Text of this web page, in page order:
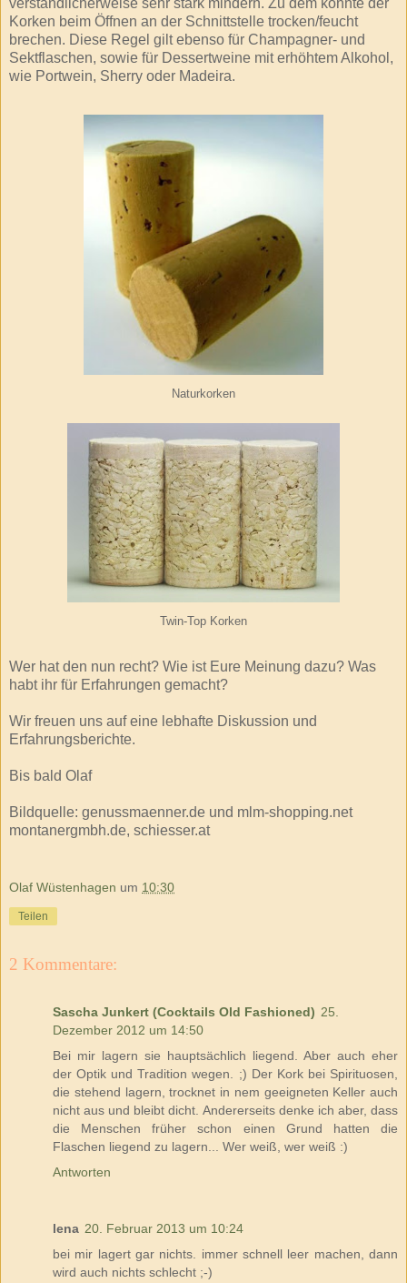
verständlicherweise sehr stark mindern. Zu dem könnte der
Korken beim Öffnen an der Schnittstelle trocken/feucht
brechen. Diese Regel gilt ebenso für Champagner- und
Sektflaschen, sowie für Dessertweine mit erhöhtem Alkohol,
wie Portwein, Sherry oder Madeira.
Naturkorken
Twin-Top Korken
Wer hat den nun recht? Wie ist Eure Meinung dazu? Was
habt ihr für Erfahrungen gemacht?
Wir freuen uns auf eine lebhafte Diskussion und
Erfahrungsberichte.
Bis bald Olaf
Bildquelle: genussmaenner.de und mlm-shopping.net
montanergmbh.de, schiesser.at
Olaf Wüstenhagen um 10:30
Teilen
2 Kommentare:
Sascha Junkert (Cocktails Old Fashioned) 25.
Dezember 2012 um 14:50
Bei mir lagern sie hauptsächlich liegend. Aber auch eher
der Optik und Tradition wegen. ;) Der Kork bei Spirituosen,
die stehend lagern, trocknet in nem geeigneten Keller auch
nicht aus und bleibt dicht. Andererseits denke ich aber, dass
die Menschen früher schon einen Grund hatten die
Flaschen liegend zu lagern... Wer weiß, wer weiß :)
Antworten
lena 20. Februar 2013 um 10:24
bei mir lagert gar nichts. immer schnell leer machen, dann
wird auch nichts schlecht ;-)